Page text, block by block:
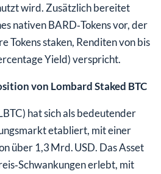
wird. Zusätzlich bereitet
nativen BARD‑Tokens vor, der
Tokens staken, Renditen von bis
Yield) verspricht.
von Lombard Staked BTC
hat sich als bedeutender
etabliert, mit einer
über 1,3 Mrd. USD. Das Asset
erlebt, mit